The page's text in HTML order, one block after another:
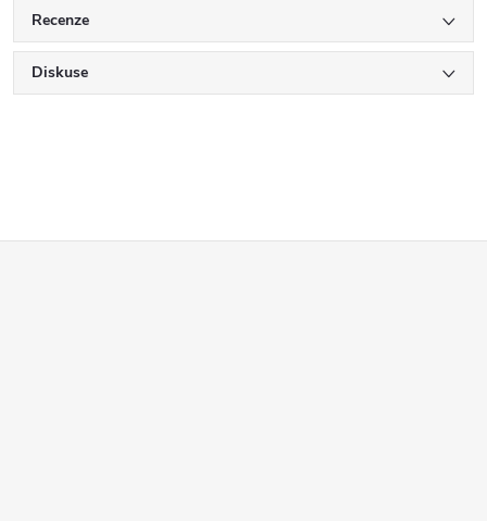
Recenze
Diskuse